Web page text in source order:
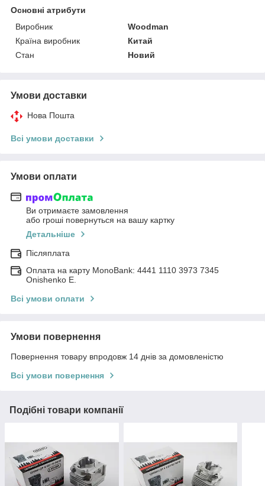
Основні атрибути
Виробник
Woodman
Країна виробник
Китай
Стан
Новий
Умови доставки
Нова Пошта
Всі умови доставки
Умови оплати
Ви отримаєте замовлення
або гроші повернуться на вашу картку
Детальніше
Післяплата
Оплата на карту MonoBank: 4441 1110 3973 7345
Onishenko E.
Всі умови оплати
Умови повернення
Повернення товару впродовж 14 днів за домовленістю
Всі умови повернення
Подібні товари компанії